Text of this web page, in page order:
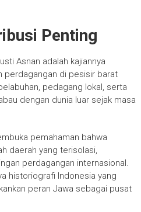
Penting
Asnan adalah kajiannya
perdagangan di pesisir barat
pedagang lokal, serta
dengan dunia luar sejak masa
pemahaman bahwa
daerah yang terisolasi,
perdagangan internasional.
historiografi Indonesia yang
peran Jawa sebagai pusat